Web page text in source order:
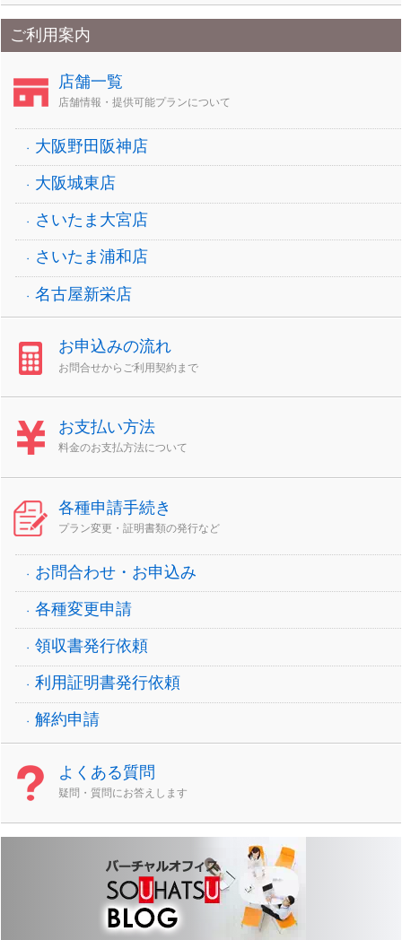
ご利用案内
店舗一覧
店舗情報・提供可能プランについて
大阪野田阪神店
大阪城東店
さいたま大宮店
さいたま浦和店
名古屋新栄店
お申込みの流れ
お問合せからご利用契約まで
お支払い方法
料金のお支払方法について
各種申請手続き
プラン変更・証明書類の発行など
お問合わせ・お申込み
各種変更申請
領収書発行依頼
利用証明書発行依頼
解約申請
よくある質問
疑問・質問にお答えします